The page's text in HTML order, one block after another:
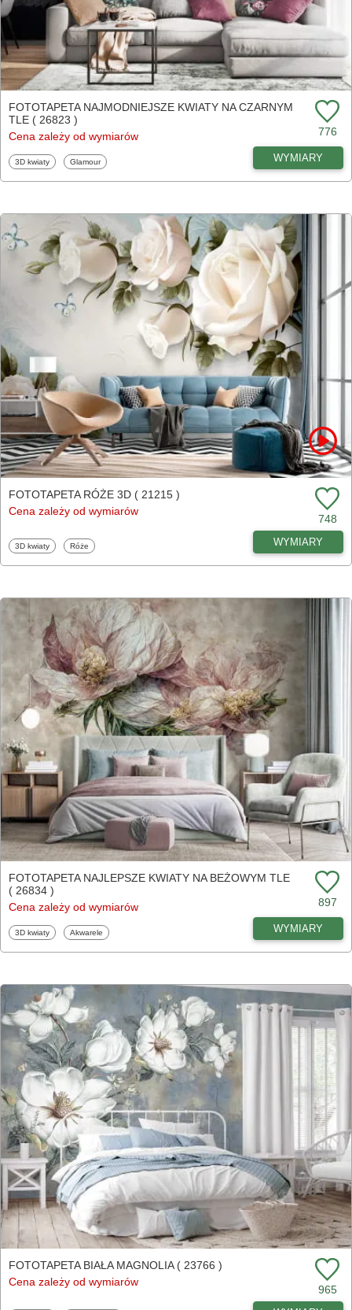
FOTOTAPETA NAJMODNIEJSZE KWIATY NA CZARNYM
TLE ( 26823 )
Cena zależy od wymiarów
776
Fototapety
3D kwiaty Fototapety
Glamour WYMIARY
FOTOTAPETA RÓŻE 3D ( 21215 )
Cena zależy od wymiarów
748
Fototapety
3D kwiaty Fototapety
Róże WYMIARY
FOTOTAPETA NAJLEPSZE KWIATY NA BEŻOWYM TLE
( 26834 )
Cena zależy od wymiarów
897
Fototapety
3D kwiaty Fototapety
Akwarele WYMIARY
FOTOTAPETA BIAŁA MAGNOLIA ( 23766 )
Cena zależy od wymiarów
965